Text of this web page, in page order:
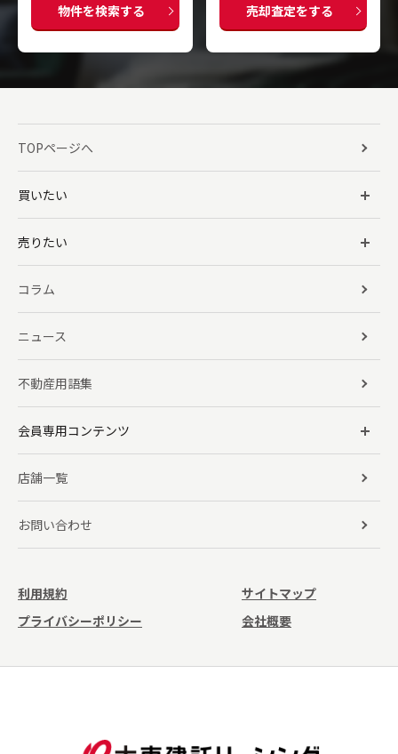
物件を検索する 売却査定をする
TOPページへ
買いたい
売りたい
コラム
ニュース
不動産用語集
会員専用コンテンツ
店舗一覧
お問い合わせ
利用規約
サイトマップ
プライバシーポリシー
会社概要